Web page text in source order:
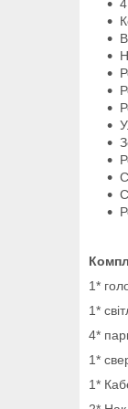
1*
1*
4*
1*
1*